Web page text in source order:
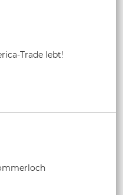
Trade lebt!